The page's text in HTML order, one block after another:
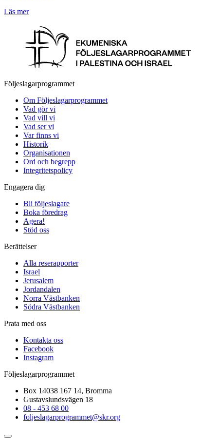
Läs mer
Följeslagarprogrammet
Om Följeslagarprogrammet
Vad gör vi
Vad vill vi
Vad ser vi
Var finns vi
Historik
Organisationen
Ord och begrepp
Integritetspolicy
Engagera dig
Bli följeslagare
Boka föredrag
Agera!
Stöd oss
Berättelser
Alla reserapporter
Israel
Jerusalem
Jordandalen
Norra Västbanken
Södra Västbanken
Prata med oss
Kontakta oss
Facebook
Instagram
Följeslagarprogrammet
Box 14038 167 14, Bromma
Gustavslundsvägen 18
08 - 453 68 00
foljeslagarprogrammet@skr.org